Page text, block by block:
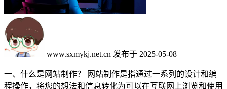
www.sxmykj.net.cn 发布于 2025-05-08
一、什么是网站制作？ 网站制作是指通过一系列的设计和编
程操作，将您的想法和信息转化为可以在互联网上浏览和使用